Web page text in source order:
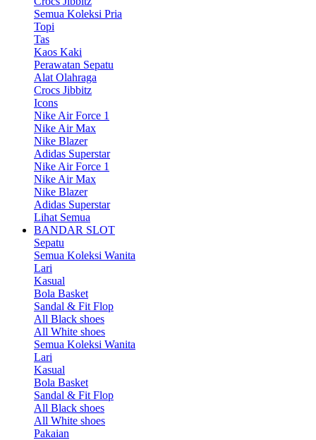
Semua Koleksi Pria
Topi
Tas
Kaos Kaki
Perawatan Sepatu
Alat Olahraga
Crocs Jibbitz
Icons
Nike Air Force 1
Nike Air Max
Nike Blazer
Adidas Superstar
Nike Air Force 1
Nike Air Max
Nike Blazer
Adidas Superstar
Lihat Semua
BANDAR SLOT
Sepatu
Semua Koleksi Wanita
Lari
Kasual
Bola Basket
Sandal & Fit Flop
All Black shoes
All White shoes
Semua Koleksi Wanita
Lari
Kasual
Bola Basket
Sandal & Fit Flop
All Black shoes
All White shoes
Pakaian